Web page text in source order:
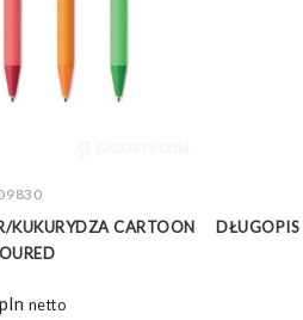
WIĘCEJ
KUKURYDZA CARTOON
pln netto
DŁUGOPIS